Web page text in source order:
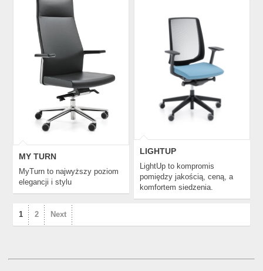
MY TURN
MY TURN
MyTurn to najwyższy poziom
elegancji i stylu
LIGHTUP
LIGHTUP
LightUp to kompromis
pomiędzy jakością, ceną, a
komfortem siedzenia.
1 2 Next